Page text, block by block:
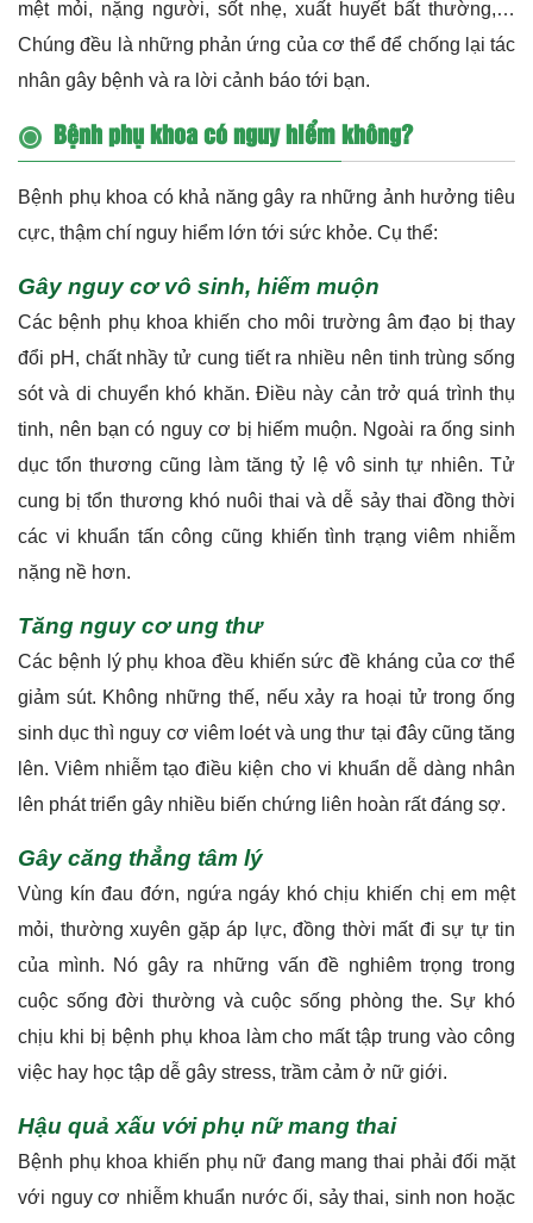
cực, thậm chí nguy hiểm lớn tới sức khỏe. Cụ thể:
Gây nguy cơ vô sinh, hiếm muộn
đổi pH, chất nhầy tử cung tiết ra nhiều nên tinh trùng sống
sót và di chuyển khó khăn. Điều này cản trở quá trình thụ
tinh, nên bạn có nguy cơ bị hiếm muộn. Ngoài ra ống sinh
cung bị tổn thương khó nuôi thai và dễ sảy thai đồng thời
các vi khuẩn tấn công cũng khiến tình trạng viêm nhiễm
nặng nề hơn.
Tăng nguy cơ ung thư
Các bệnh lý phụ khoa đều khiến sức đề kháng của cơ thể
giảm sút. Không những thế, nếu xảy ra hoại tử trong ống
sinh dục thì nguy cơ viêm loét và ung thư tại đây cũng tăng
lên. Viêm nhiễm tạo điều kiện cho vi khuẩn dễ dàng nhân
Gây căng thẳng tâm lý
Vùng kín đau đớn, ngứa ngáy khó chịu khiến chị em mệt
mỏi, thường xuyên gặp áp lực, đồng thời mất đi sự tự tin
của mình. Nó gây ra những vấn đề nghiêm trọng trong
cuộc sống đời thường và cuộc sống phòng the. Sự khó
việc hay học tập dễ gây stress, trầm cảm ở nữ giới.
Hậu quả xấu với phụ nữ mang thai
Bệnh phụ khoa khiến phụ nữ đang mang thai phải đối mặt
với nguy cơ nhiễm khuẩn nước ối, sảy thai, sinh non hoặc
lây truyền bệnh tật sang cho thai nhi. Một số bệnh phụ
khoa có thể làm cho trẻ bị dị tật ảnh hưởng nặng nề, lây
con.
Phòng tránh bệnh phụ khoa